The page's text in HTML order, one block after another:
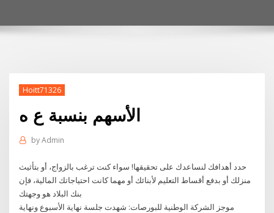
Hoitt71326
الأسهم بنسبة ع ه
byAdmin
حدد أهدافك لنساعدك على تحقيقها! سواء كنت ترغب بالزواج، أو بتأثيث
منزلك أو بدفع أقساط التعليم لأبنائك أو مهما كانت احتياجاتك المالية، فإن
موجز الشركة الوطنية للبورصات: شهدت جلسة نهاية الأسبوع ونهاية